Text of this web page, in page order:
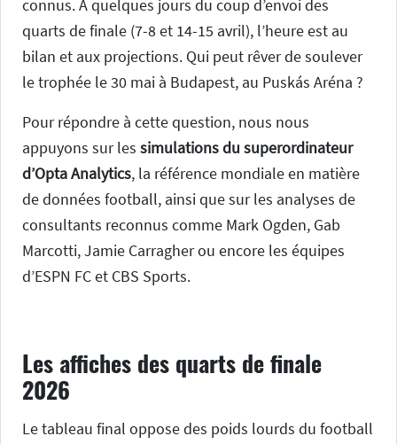
connus. À quelques jours du coup d’envoi des
quarts de finale (7-8 et 14-15 avril), l’heure est au
bilan et aux projections. Qui peut rêver de soulever
le trophée le 30 mai à Budapest, au Puskás Aréna ?
Pour répondre à cette question, nous nous
appuyons sur les simulations du superordinateur
d’Opta Analytics, la référence mondiale en matière
de données football, ainsi que sur les analyses de
consultants reconnus comme Mark Ogden, Gab
Marcotti, Jamie Carragher ou encore les équipes
d’ESPN FC et CBS Sports.
Les affiches des quarts de finale
2026
Le tableau final oppose des poids lourds du football